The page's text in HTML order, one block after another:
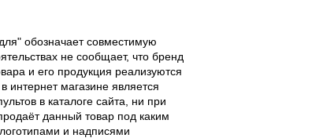
обозначает совместимую
не сообщает, что бренд
и его продукция реализуются
интернет магазине является
в каталоге сайта, ни при
данный товар под каким
и надписями